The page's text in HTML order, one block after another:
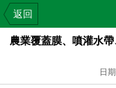
返回
農業覆蓋膜、噴灌水
日